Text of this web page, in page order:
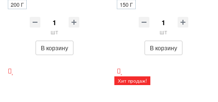
200 Г
шт
В корзину
150 Г
шт
В корзину
Хит продаж!